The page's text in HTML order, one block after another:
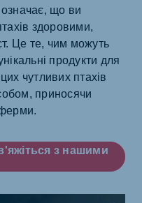
що ви
здоровими,
Це те, чим можуть
продукти для
чутливих птахів
приносячи
з нашими